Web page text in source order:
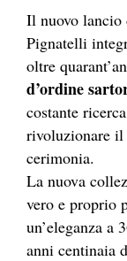
Il nuovo lancio
Pignatelli
oltre
d’ordine
costante
rivoluzionare il
cerimonia.
La nuova
vero e proprio
un’eleganza a
anni centinaia